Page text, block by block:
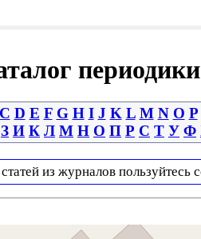
C D E F G H I J K L M N O P
З И К Л М Н О П Р С Т У Ф
из журналов пользуйтесь